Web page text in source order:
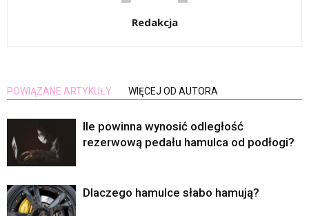
Redakcja
POWIĄZANE ARTYKUŁY WIĘCEJ OD AUTORA
Ile powinna wynosić odległość
rezerwową pedału hamulca od podłogi?
Dlaczego hamulce słabo hamują?